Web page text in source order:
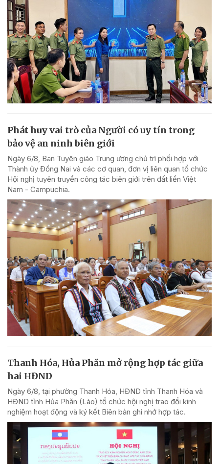
Phát huy vai trò của Người có uy tín trong
bảo vệ an ninh biên giới
Ngày 6/8, Ban Tuyên giáo Trung ương chủ trì phối hợp với
Thành ủy Đồng Nai và các cơ quan, đơn vị liên quan tổ chức
Hội nghị tuyên truyền công tác biên giới trên đất liền Việt
Nam - Campuchia.
Thanh Hóa, Hủa Phăn mở rộng hợp tác giữa
hai HĐND
Ngày 6/8, tại phường Thanh Hóa, HĐND tỉnh Thanh Hóa và
HĐND tỉnh Hủa Phăn (Lào) tổ chức hội nghị trao đổi kinh
nghiệm hoạt động và ký kết Biên bản ghi nhớ hợp tác.